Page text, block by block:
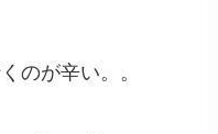
のが辛い。。